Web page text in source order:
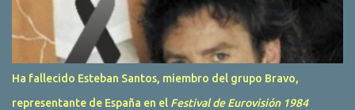
s
Ha fallecido Esteban Santos, miembro del grupo Bravo,
representante de España en el Festival de Eurovisión 1984